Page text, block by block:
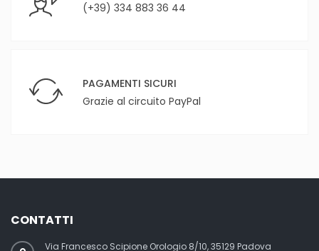
(+39) 334 883 36 44
PAGAMENTI SICURI
Grazie al circuito PayPal
CONTATTI
Via Francesco Scipione Orologio 8/10, 35129 Padova